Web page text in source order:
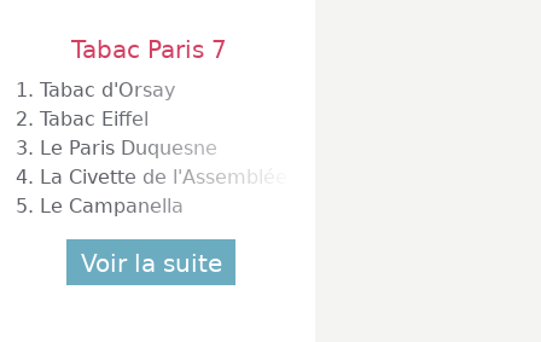
Tabac Paris 7
1. Tabac d'Orsay
2. Tabac Eiffel
3. Le Paris Duquesne
4. La Civette de l'Assemblée
5. Le Campanella
Voir la suite